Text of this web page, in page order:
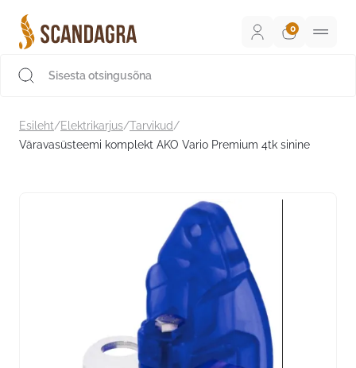
sisu
juurde
Esileht/Elektrikarjus/Tarvikud/
Väravasüsteemi komplekt AKO Vario Premium 4tk sinine